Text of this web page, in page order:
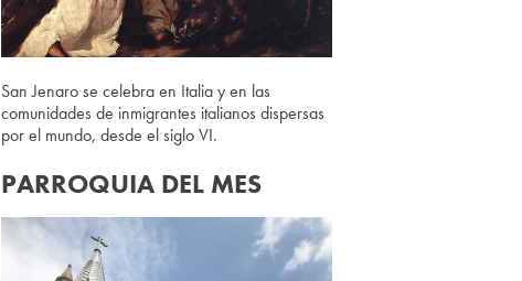
San Jenaro se celebra en Italia y en las
comunidades de inmigrantes italianos dispersas
por el mundo, desde el siglo VI.
PARROQUIA DEL MES